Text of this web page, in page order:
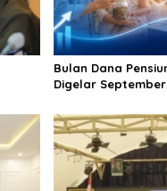
Bulan Dana
Digelar
Berkelanjutan